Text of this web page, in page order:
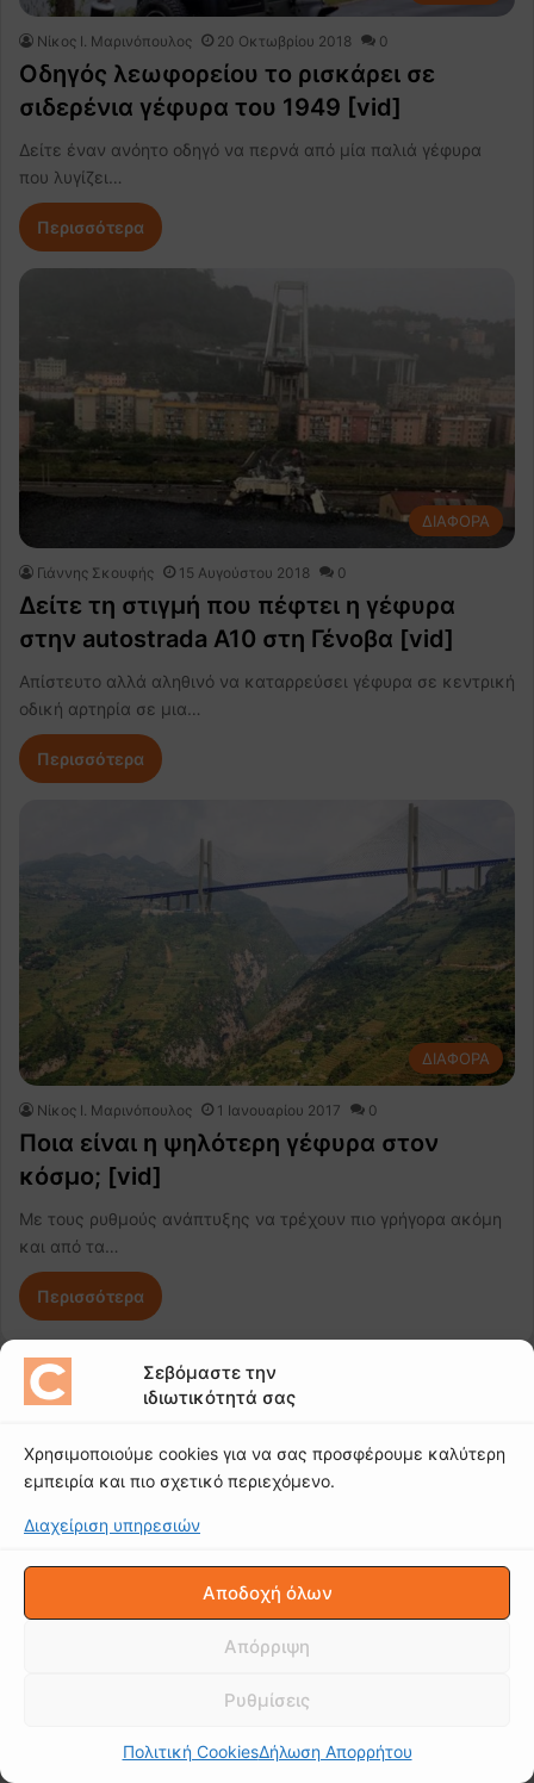
Σεβόμαστε την
ιδιωτικότητά σας
Χρησιμοποιούμε cookies για να σας προσφέρουμε καλύτερη
εμπειρία και πιο σχετικό περιεχόμενο.
Διαχείριση υπηρεσιών
Αποδοχή όλων
Απόρριψη
Ρυθμίσεις
Πολιτική CookiesΔήλωση Απορρήτου
Nίκος Ι. Mαρινόπουλος 20 Οκτωβρίου 2018 0
Οδηγός λεωφορείου το ρισκάρει σε
σιδερένια γέφυρα του 1949 [vid]
Δείτε έναν ανόητο οδηγό να περνά από μία παλιά γέφυρα
που λυγίζει…
Περισσότερα
ΔΙΑΦΟΡΑ
Γιάννης Σκουφής 15 Αυγούστου 2018 0
Δείτε τη στιγμή που πέφτει η γέφυρα
στην autostrada A10 στη Γένοβα [vid]
Απίστευτο αλλά αληθινό να καταρρεύσει γέφυρα σε κεντρική
οδική αρτηρία σε μια…
Περισσότερα
ΔΙΑΦΟΡΑ
Nίκος Ι. Mαρινόπουλος 1 Ιανουαρίου 2017 0
Ποια είναι η ψηλότερη γέφυρα στον
κόσμο; [vid]
Με τους ρυθμούς ανάπτυξης να τρέχουν πιο γρήγορα ακόμη
και από τα…
Περισσότερα
Δεν υπάρχουν περισσότερα άρθρα